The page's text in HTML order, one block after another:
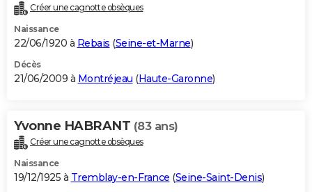
Créer une cagnotte obsèques
Naissance
22/06/1920 à Rebais (Seine-et-Marne)
Décès
21/06/2009 à Montréjeau (Haute-Garonne)
Yvonne HABRANT (83 ans)
Créer une cagnotte obsèques
Naissance
19/12/1925 à Tremblay-en-France (Seine-Saint-Denis)